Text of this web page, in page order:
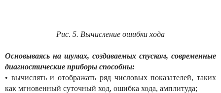
Рис. 5. Вычисление ошибки хода
Основываясь на шумах, создаваемых спуском, современные
диагностические приборы способны:
• вычислять и отображать ряд числовых показателей, таких
как мгновенный суточный ход, ошибка хода, амплитуда;